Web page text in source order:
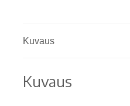
Kuvaus
Kuvaus